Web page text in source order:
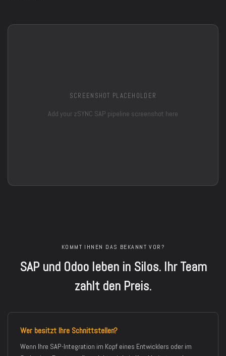
SCREENSHOT PLACEHOLDER
Add your zSYNC SAP pipeline screenshot here
KOMMT IHNEN DAS BEKANNT VOR?
SAP und Odoo leben in Silos. Ihr Team
zahlt den Preis.
Wer besitzt Ihre Schnittstellen?
Wenn Ihre SAP-Integration im Kopf eines Entwicklers oder im